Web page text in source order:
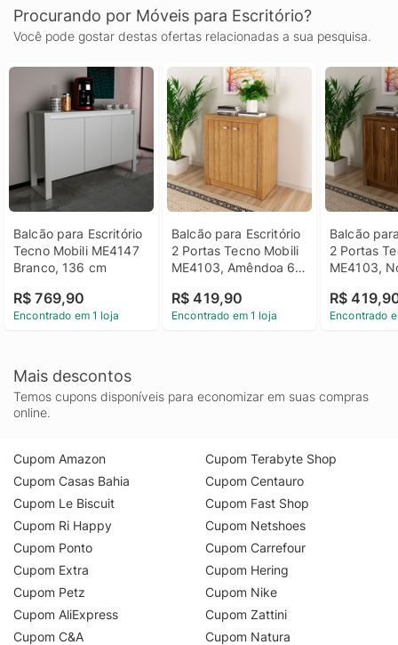
Procurando por Móveis para Escritório?
Você pode gostar destas ofertas relacionadas a sua pesquisa.
Balcão para Escritório
Tecno Mobili ME4147
Branco, 136 cm
R$ 769,90
Encontrado em 1 loja
Balcão para Escritório
2 Portas Tecno Mobili
ME4103, Amêndoa 60
R$ 419,90
Encontrado em 1 loja
Balcão
2 Portas
ME4103,
R$
Encontrado
Mais descontos
Temos cupons disponíveis para economizar em suas compras
online.
Cupom Amazon
Cupom Casas Bahia
Cupom Le Biscuit
Cupom Ri Happy
Cupom Ponto
Cupom Extra
Cupom Petz
Cupom AliExpress
Cupom C&A
Cupom Terabyte Shop
Cupom Centauro
Cupom Fast Shop
Cupom Netshoes
Cupom Carrefour
Cupom Hering
Cupom Nike
Cupom Zattini
Cupom Natura